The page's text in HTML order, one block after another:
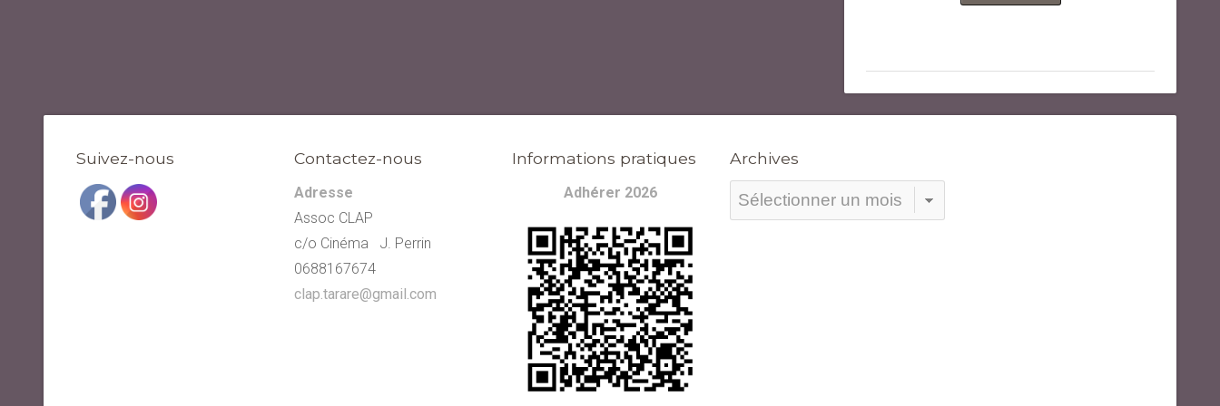
Suivez-nous Contactez-nous
Adresse
Assoc CLAP
c/o Cinéma J. Perrin
0688167674
clap.tarare@gmail.com
Informations pratiques
Adhérer 2026
Archives
Archives